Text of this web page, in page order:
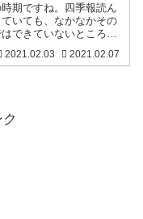
期ですね。四季報読ん
いても、なかなかその
できていないところも
すが、これまで投資した
2021.02.03 2021.02.07